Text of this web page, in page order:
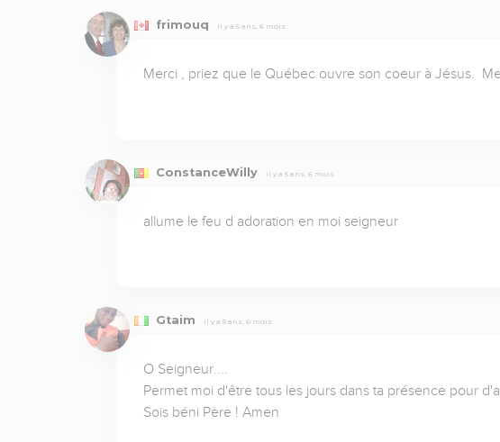
frimouq Il y a 5 ans, 6 mois
Merci , priez que le Québec ouvre son coeur à Jésus.
ConstanceWilly Il y a 5 ans, 6 mois
allume le feu d adoration en moi seigneur
Gtaim Il y a 5 ans, 6 mois
O Seigneur....
Permet moi d'être tous les jours dans ta présence pour
Sois béni Père ! Amen